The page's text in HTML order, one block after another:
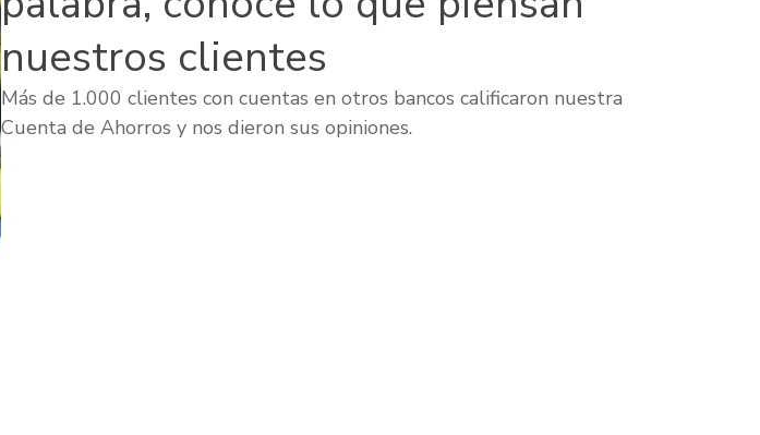
nuestros clientes
Más de 1.000 clientes con cuentas en otros bancos calificaron nuestra
Cuenta de Ahorros y nos dieron sus opiniones.